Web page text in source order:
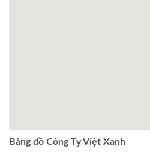
Bảng đồ Công Ty Việt Xanh